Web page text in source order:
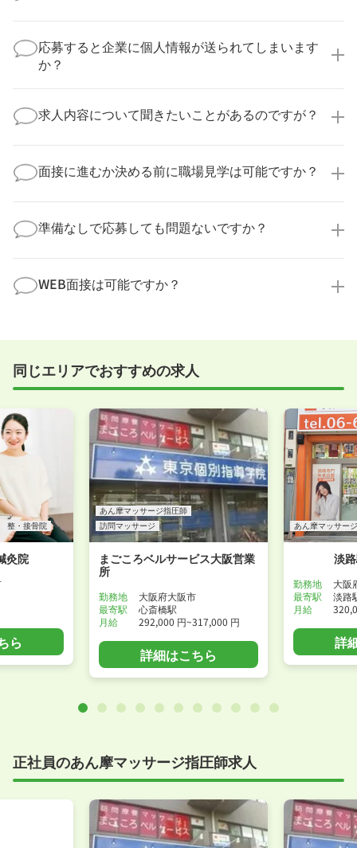
実際に医療キャリアナビを利用して転職に成功した方
の多くは、複数応募して自分に合った職場を選ばれて
います。
応募すると企業に個人情報が送られてしまいます
か？
業様に個人情報が送られることはありません！
より詳細な求人情報をご確認いただいた上で、転職希
求人内容について聞きたいことがあるのですが？
してお答えいたします。
勤務体制や職場の雰囲気、研修制度など、どんな小さ
す！
面接に進むか決める前に職場見学は可能ですか？
積極的に受け入れています。実際の職場環境や働く人
の様子を見ることで、より安心してご判断いただけま
ださい！
準備なしで応募しても問題ないですか？
まで、一からサポートいたします。「転職を考え始め
たばかり」「何から始めればいいか分からない」とい
WEB面接は可能ですか？
すめしていますが、企業様によってはWEB面接を導入
事前に確認することは可能ですので、お気軽にお申し
付けください！
同じエリアでおすすめの求人
整・接骨院
灸院
ら
あん摩マッサージ指圧師
訪問マッサージ
まごころベルサービス大阪営業
所
勤務地
大阪府大阪市
最寄駅
心斎橋駅
月給
292,000 円~317,000 円
詳細はこちら
あん摩マッサー
淡
勤務地
大阪
最寄駅
淡路
月給
詳
正社員のあん摩マッサージ指圧師求人